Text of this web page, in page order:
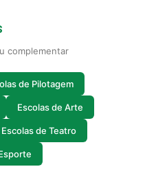
complementar
de Pilotagem
Escolas de Arte
Escolas de Teatro